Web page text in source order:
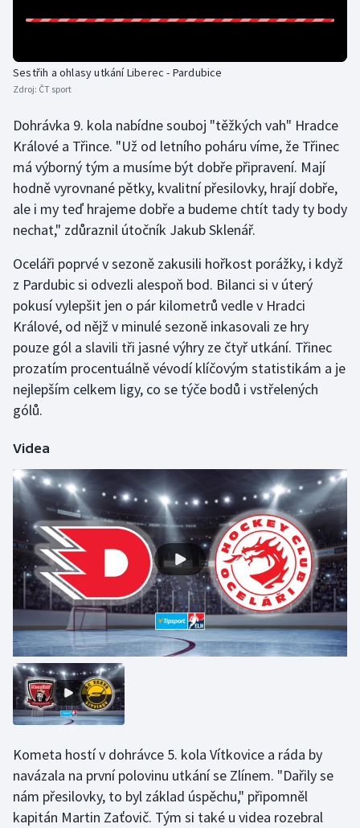
Sestřih a ohlasy utkání Liberec - Pardubice
Zdroj: ČT sport
Dohrávka 9. kola nabídne souboj "těžkých vah" Hradce
Králové a Třince. "Už od letního poháru víme, že Třinec
má výborný tým a musíme být dobře připravení. Mají
hodně vyrovnané pětky, kvalitní přesilovky, hrají dobře,
ale i my teď hrajeme dobře a budeme chtít tady ty body
nechat," zdůraznil útočník Jakub Sklenář.
Oceláři poprvé v sezoně zakusili hořkost porážky, i když
z Pardubic si odvezli alespoň bod. Bilanci si v úterý
pokusí vylepšit jen o pár kilometrů vedle v Hradci
Králové, od nějž v minulé sezoně inkasovali ze hry
pouze gól a slavili tři jasné výhry ze čtyř utkání. Třinec
prozatím procentuálně vévodí klíčovým statistikám a je
nejlepším celkem ligy, co se týče bodů i vstřelených
gólů.
Videa
Kometa hostí v dohrávce 5. kola Vítkovice a ráda by
navázala na první polovinu utkání se Zlínem. "Dařily se
nám přesilovky, to byl základ úspěchu," připomněl
kapitán Martin Zaťovič. Tým si také u videa rozebral